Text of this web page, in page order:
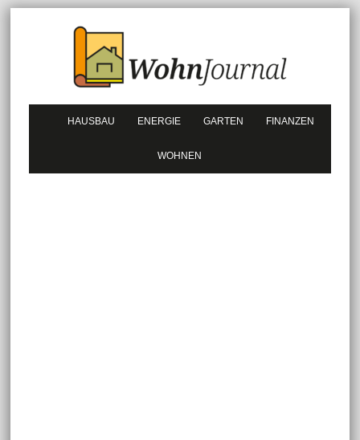
HAUSBAU ENERGIE GARTEN FINANZEN
WOHNEN